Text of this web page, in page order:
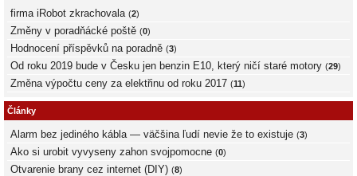
firma iRobot zkrachovala (2)
Změny v poradňácké poště (0)
Hodnocení příspěvků na poradně (3)
Od roku 2019 bude v Česku jen benzin E10, který ničí staré motory (29)
Změna výpočtu ceny za elektřinu od roku 2017 (11)
Články
Alarm bez jediného kábla — väčšina ľudí nevie že to existuje (3)
Ako si urobit vyvyseny zahon svojpomocne (0)
Otvarenie brany cez internet (DIY) (8)